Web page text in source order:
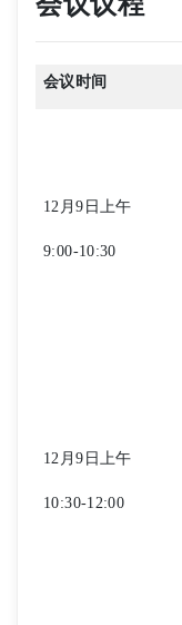
会议时间
12月9日上午
9:00-10:30
12月9日上午
10:30-12:00